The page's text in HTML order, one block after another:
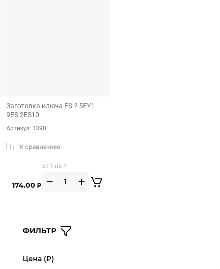
ФИЛЬТР
Цена (₽)
Заготовка ключа ES-? 5EY1
9ES 2ES10
Артикул: 1390
174.00 ₽
от 1 по 1
К сравнению